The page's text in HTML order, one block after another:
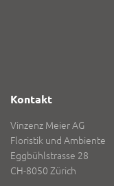
Kontakt
Vinzenz Meier AG
Floristik und Ambiente
Eggbühlstrasse 28
CH-8050 Zürich